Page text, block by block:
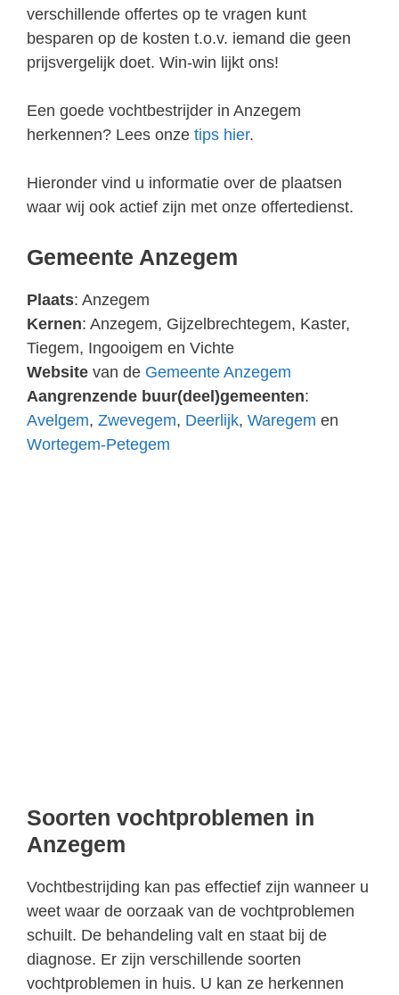
verschillende offertes op te vragen kunt
besparen op de kosten t.o.v. iemand die geen
prijsvergelijk doet. Win-win lijkt ons!
Een goede vochtbestrijder in Anzegem
herkennen? Lees onze tips hier.
Hieronder vind u informatie over de plaatsen
waar wij ook actief zijn met onze offertedienst.
Gemeente Anzegem
Plaats: Anzegem
Kernen: Anzegem, Gijzelbrechtegem, Kaster,
Tiegem, Ingooigem en Vichte
Website van de Gemeente Anzegem
Aangrenzende buur(deel)gemeenten:
Avelgem, Zwevegem, Deerlijk, Waregem en
Wortegem-Petegem
Soorten vochtproblemen in
Anzegem
Vochtbestrijding kan pas effectief zijn wanneer u
weet waar de oorzaak van de vochtproblemen
schuilt. De behandeling valt en staat bij de
diagnose. Er zijn verschillende soorten
vochtproblemen in huis. U kan ze herkennen